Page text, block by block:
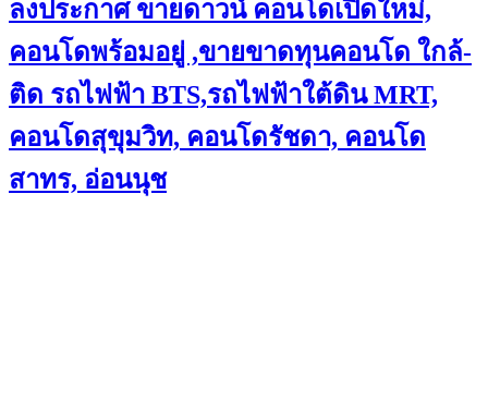
ลงประกาศ ขายดาวน์ คอนโดเปิดใหม่,
คอนโดพร้อมอยู่ ,ขายขาดทุนคอนโด ใกล้-
ติด รถไฟฟ้า BTS,รถไฟฟ้าใต้ดิน MRT,
คอนโดสุขุมวิท, คอนโดรัชดา, คอนโด
สาทร, อ่อนนุช